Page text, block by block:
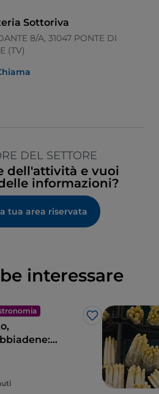
Sottoriva
8/A, 31047 PONTE DI
(TV)
DEL SETTORE
dell'attività e vuoi
informazioni?
tua area riservata
interessare
Like
del